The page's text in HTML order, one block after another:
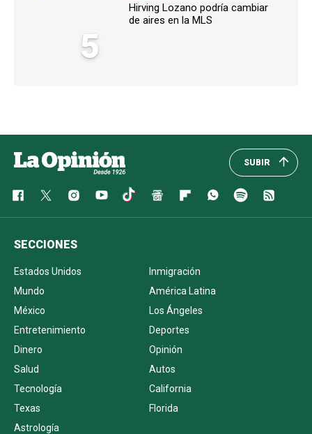
5
Hirving Lozano podría cambiar
de aires en la MLS
SUBIR
SECCIONES
Estados Unidos
Inmigración
Mundo
América Latina
México
Los Ángeles
Entretenimiento
Deportes
Dinero
Opinión
Salud
Autos
Tecnología
California
Texas
Florida
Astrología